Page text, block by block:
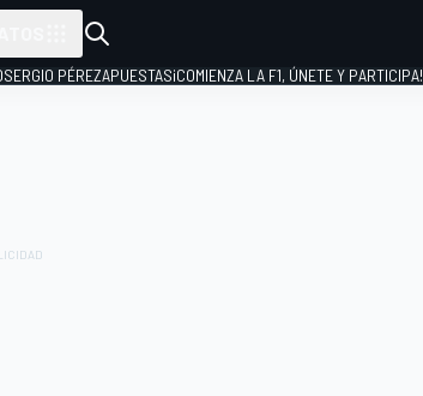
SERGIO PÉREZAPUESTAS¡COMIENZA LA F1, ÚNETE Y PARTICIPA!